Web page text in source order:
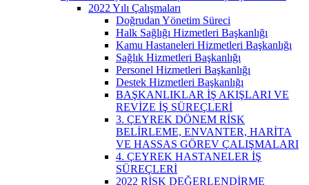
2022 Yılı Çalışmaları
Doğrudan Yönetim Süreci
Halk Sağlığı Hizmetleri Başkanlığı
Kamu Hastaneleri Hizmetleri Başkanlığı
Sağlık Hizmetleri Başkanlığı
Personel Hizmetleri Başkanlığı
Destek Hizmetleri Başkanlığı
BAŞKANLIKLAR İŞ AKIŞLARI VE
REVİZE İŞ SÜREÇLERİ
3. ÇEYREK DÖNEM RİSK
BELİRLEME, ENVANTER, HARİTA
VE HASSAS GÖREV ÇALIŞMALARI
4. ÇEYREK HASTANELER İŞ
SÜREÇLERİ
2022 RİSK DEĞERLENDİRME